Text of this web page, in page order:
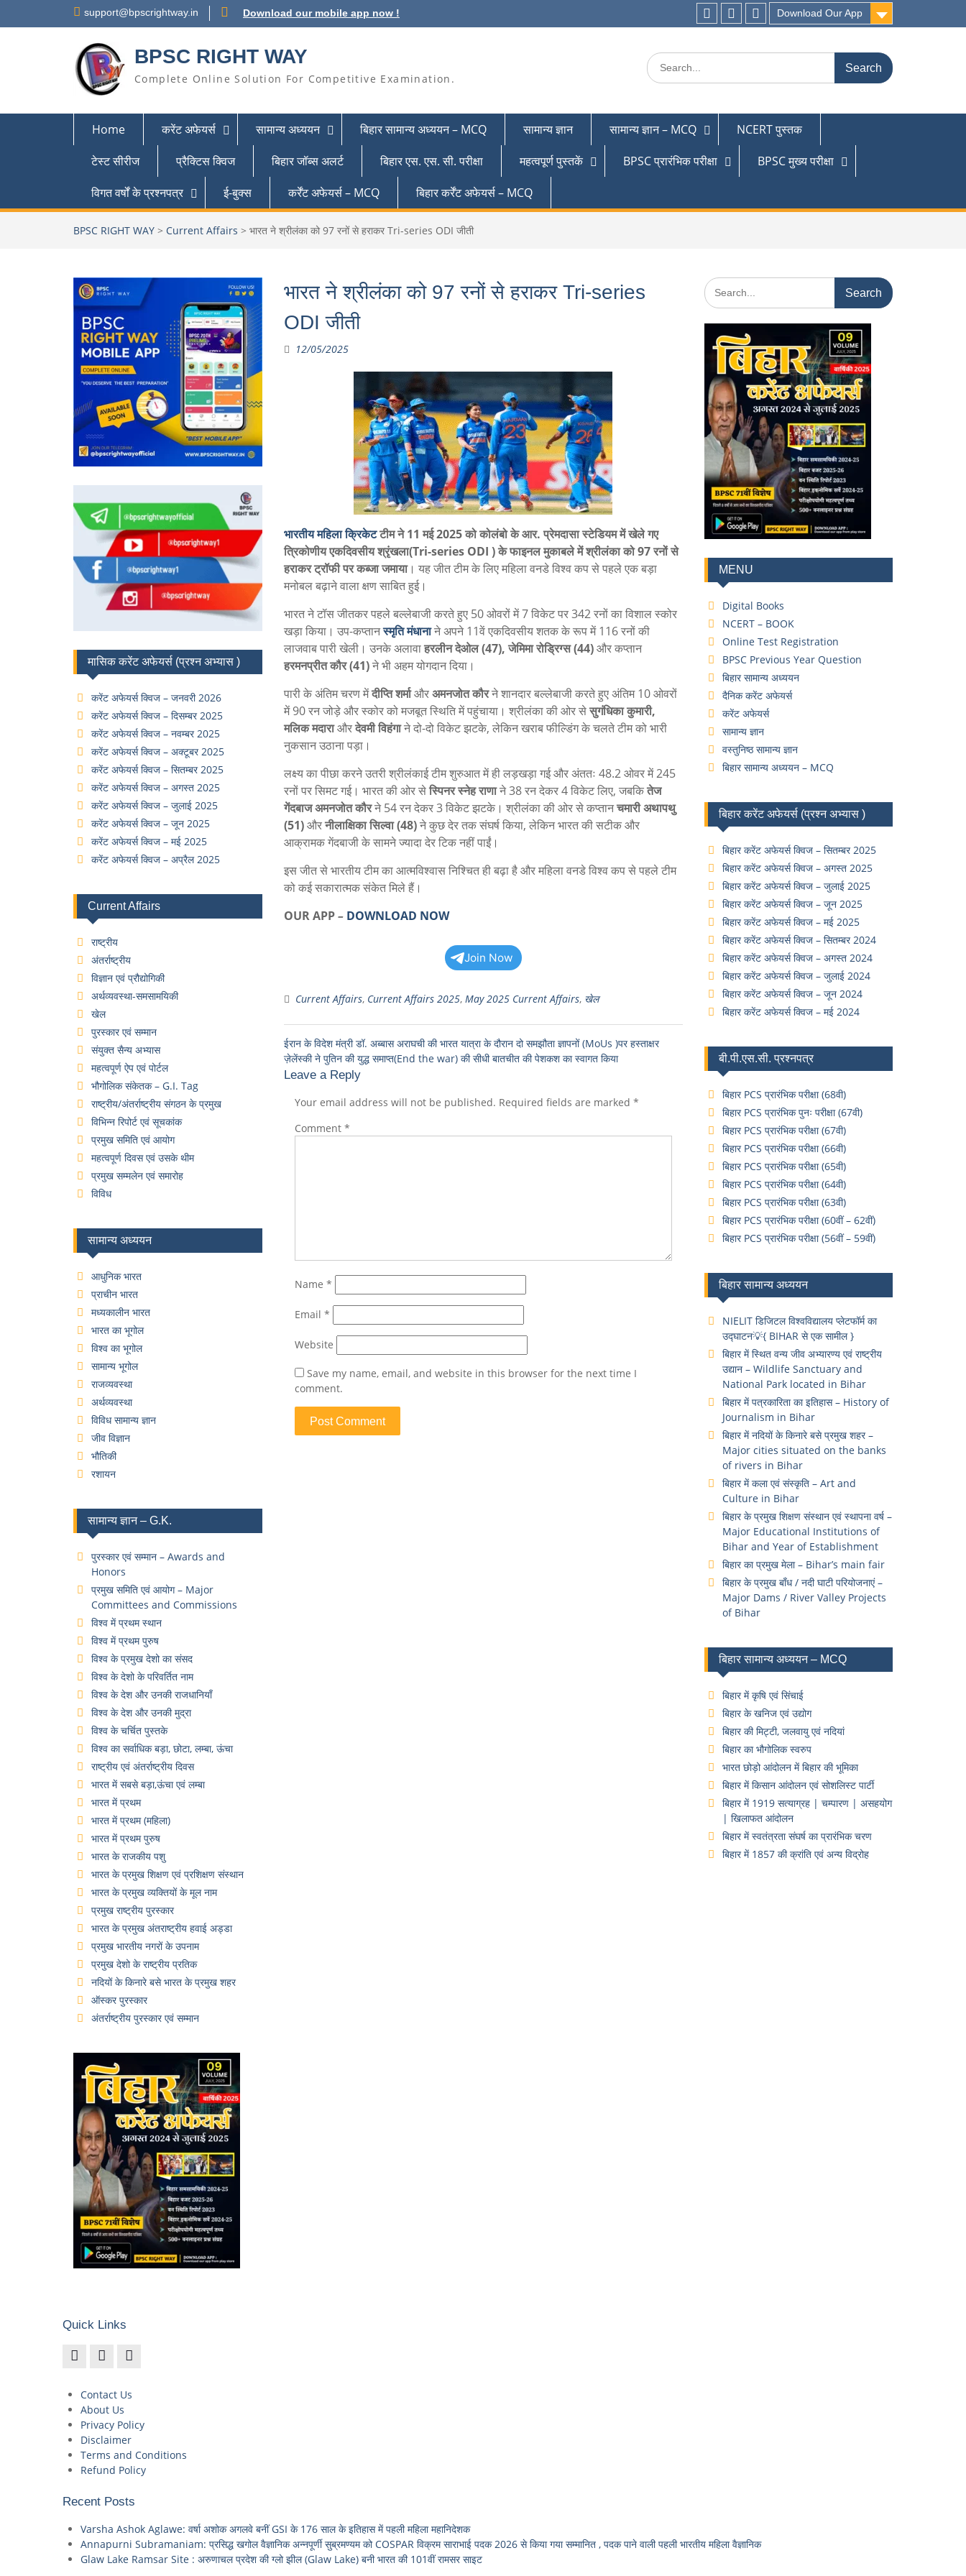
support@bpscrightway.in Download our mobile app now ! Download Our App
BPSC RIGHT WAY
Complete Online Solution For Competitive Examination.
Home करेंट अफेयर्स सामान्य अध्ययन बिहार सामान्य अध्ययन – MCQ सामान्य ज्ञान सामान्य ज्ञान – MCQ
NCERT पुस्तक
टेस्ट सीरीज
प्रैक्टिस क्विज बिहार जॉब्स अलर्ट बिहार एस. एस. सी. परीक्षा महत्वपूर्ण पुस्तकें BPSC प्रारंभिक परीक्षा
BPSC मुख्य परीक्षा
विगत वर्षों के प्रश्नपत्र
ई-बुक्स कर्रेंट अफेयर्स – MCQ बिहार कर्रेंट अफेयर्स – MCQ
BPSC RIGHT WAY > Current Affairs > भारत ने श्रीलंका को 97 रनों से हराकर Tri-series ODI जीती
भारत ने श्रीलंका को 97 रनों से हराकर Tri-series
ODI जीती
12/05/2025
भारतीय महिला क्रिकेटटीम ने 11 मई 2025 को कोलंबो के आर. प्रेमदासा स्टेडियम में खेले गए
त्रिकोणीय एकदिवसीय श्रृंखला(Tri-series ODI ) के फाइनल मुकाबले में श्रीलंका को 97 रनों से
हराकर ट्रॉफी पर कब्जा जमाया। यह जीत टीम के लिए महिला वनडे विश्व कप से पहले एक बड़ा
मनोबल बढ़ाने वाला क्षण साबित हुई।
भारत ने टॉस जीतकर पहले बल्लेबाजी करते हुए 50 ओवरों में 7 विकेट पर 342 रनों का विशाल स्कोर
खड़ा किया। उप-कप्तानस्मृति मंधानाने अपने 11वें एकदिवसीय शतक के रूप में 116 रनों की
लाजवाब पारी खेली। उनके अलावाहरलीन देओल (47), जेमिमा रोड्रिग्स (44)और कप्तान
हरमनप्रीत कौर (41)ने भी अहम योगदान दिया।
पारी के अंतिम चरण मेंदीप्ति शर्माऔरअमनजोत कौरने शानदार बल्लेबाजी करते हुए अंतिम 10 ओवरों
में 90 रन जोड़े और स्कोर को मजबूत स्थिति में पहुंचाया। श्रीलंका की ओर सेसुगंधिका कुमारी,
मलिक मदाराऔरदेवमी विहंगाने दो-दो विकेट झटके, लेकिन खराब फील्डिंग के चलते टीम को भारी
नुकसान उठाना पड़ा।
लक्ष्य का पीछा करने उतरी श्रीलंकाई टीम शुरुआत में ही लड़खड़ा गई और अंततः 48.2 ओवर में 245
रनों पर सिमट गई। भारत की ओर सेस्पिनर स्नेह राणाने 38 रन देकर 4 विकेट लिए, जबकितेज
गेंदबाज अमनजोत कौरने 54 रन देकर 3 विकेट झटके। श्रीलंका की ओर से कप्तानचमारी अथापथु
(51)औरनीलाक्षिका सिल्वा (48)ने कुछ देर तक संघर्ष किया, लेकिन भारत की सटीक और
आक्रामक गेंदबाजी के सामने ज्यादा देर टिक नहीं पाईं।
इस जीत से भारतीय टीम का आत्मविश्वास निश्चित ही बढ़ा है और महिला वनडे विश्व कप से पहले टीम
को कई सकारात्मक संकेत मिले हैं।
OUR APP– DOWNLOAD NOW
Join Now
Current Affairs, Current Affairs 2025, May 2025 Current Affairs, खेल
ईरान के विदेश मंत्री डॉ. अब्बास अराघची की भारत यात्रा के दौरान दो समझौता ज्ञापनों (MoUs )पर हस्ताक्षर
ज़ेलेंस्की ने पुतिन की युद्ध समाप्त(End the war) की सीधी बातचीत की पेशकश का स्वागत किया
Leave a Reply
Your email address will not be published. Required fields are marked *
Comment *
Name *
Email *
Website
Save my name, email, and website in this browser for the next time I
comment.
MENU
Digital Books
NCERT – BOOK
Online Test Registration
BPSC Previous Year Question
बिहार सामान्य अध्ययन
दैनिक करेंट अफेयर्स
करेंट अफेयर्स
सामान्य ज्ञान
वस्तुनिष्ठ सामान्य ज्ञान
बिहार सामान्य अध्ययन – MCQ
बिहार करेंट अफेयर्स (प्रश्न अभ्यास )
बिहार करेंट अफेयर्स क्विज – सितम्बर 2025
बिहार करेंट अफेयर्स क्विज – अगस्त 2025
बिहार करेंट अफेयर्स क्विज – जुलाई 2025
बिहार करेंट अफेयर्स क्विज – जून 2025
बिहार करेंट अफेयर्स क्विज – मई 2025
बिहार करेंट अफेयर्स क्विज – सितम्बर 2024
बिहार करेंट अफेयर्स क्विज – अगस्त 2024
बिहार करेंट अफेयर्स क्विज – जुलाई 2024
बिहार करेंट अफेयर्स क्विज – जून 2024
बिहार करेंट अफेयर्स क्विज – मई 2024
बी.पी.एस.सी. प्रश्नपत्र
बिहार PCS प्रारंभिक परीक्षा (68वी)
बिहार PCS प्रारंभिक पुनः परीक्षा (67वी)
बिहार PCS प्रारंभिक परीक्षा (67वी)
बिहार PCS प्रारंभिक परीक्षा (66वी)
बिहार PCS प्रारंभिक परीक्षा (65वी)
बिहार PCS प्रारंभिक परीक्षा (64वी)
बिहार PCS प्रारंभिक परीक्षा (63वी)
बिहार PCS प्रारंभिक परीक्षा (60वीं – 62वीं)
बिहार PCS प्रारंभिक परीक्षा (56वीं – 59वीं)
बिहार सामान्य अध्ययन
NIELIT डिजिटल विश्वविद्यालय प्लेटफॉर्म का
उद्घाटन💡{ BIHAR से एक सामील }
बिहार में स्थित वन्य जीव अभ्यारण्य एवं राष्ट्रीय
उद्यान – Wildlife Sanctuary and
National Park located in Bihar
बिहार में पत्रकारिता का इतिहास – History of
Journalism in Bihar
बिहार में नदियों के किनारे बसे प्रमुख शहर –
Major cities situated on the banks
of rivers in Bihar
बिहार में कला एवं संस्कृति – Art and
Culture in Bihar
बिहार के प्रमुख शिक्षण संस्थान एवं स्थापना वर्ष –
Major Educational Institutions of
Bihar and Year of Establishment
बिहार का प्रमुख मेला – Bihar’s main fair
बिहार के प्रमुख बाँध / नदी घाटी परियोजनाएं –
Major Dams / River Valley Projects
of Bihar
बिहार सामान्य अध्ययन – MCQ
बिहार में कृषि एवं सिंचाई
बिहार के खनिज एवं उद्योग
बिहार की मिट्टी, जलवायु एवं नदियां
बिहार का भौगोलिक स्वरुप
भारत छोड़ो आंदोलन में बिहार की भूमिका
बिहार में किसान आंदोलन एवं सोशलिस्ट पार्टी
बिहार में 1919 सत्याग्रह | चम्पारण | असहयोग
| खिलाफत आंदोलन
बिहार में स्वतंत्रता संघर्ष का प्रारंभिक चरण
बिहार में 1857 की क्रांति एवं अन्य विद्रोह
मासिक करेंट अफेयर्स (प्रश्न अभ्यास )
करेंट अफेयर्स क्विज – जनवरी 2026
करेंट अफेयर्स क्विज – दिसम्बर 2025
करेंट अफेयर्स क्विज – नवम्बर 2025
करेंट अफेयर्स क्विज – अक्टूबर 2025
करेंट अफेयर्स क्विज – सितम्बर 2025
करेंट अफेयर्स क्विज – अगस्त 2025
करेंट अफेयर्स क्विज – जुलाई 2025
करेंट अफेयर्स क्विज – जून 2025
करेंट अफेयर्स क्विज – मई 2025
करेंट अफेयर्स क्विज – अप्रैल 2025
Current Affairs
राष्ट्रीय
अंतर्राष्ट्रीय
विज्ञान एवं प्रौद्योगिकी
अर्थव्यवस्था-समसामयिकी
खेल
पुरस्कार एवं सम्मान
संयुक्त सैन्य अभ्यास
महत्वपूर्ण ऐप एवं पोर्टल
भौगोलिक संकेतक – G.I. Tag
राष्ट्रीय/अंतर्राष्ट्रीय संगठन के प्रमुख
विभिन्न रिपोर्ट एवं सूचकांक
प्रमुख समिति एवं आयोग
महत्वपूर्ण दिवस एवं उसके थीम
प्रमुख सम्मलेन एवं समारोह
विविध
सामान्य अध्ययन
आधुनिक भारत
प्राचीन भारत
मध्यकालीन भारत
भारत का भूगोल
विश्व का भूगोल
सामान्य भूगोल
राजव्यवस्था
अर्थव्यवस्था
विविध सामान्य ज्ञान
जीव विज्ञान
भौतिकी
रशायन
सामान्य ज्ञान – G.K.
पुरस्कार एवं सम्मान – Awards and
Honors
प्रमुख समिति एवं आयोग – Major
Committees and Commissions
विश्व में प्रथम स्थान
विश्व में प्रथम पुरुष
विश्व के प्रमुख देशो का संसद
विश्व के देशो के परिवर्तित नाम
विश्व के देश और उनकी राजधानियाँ
विश्व के देश और उनकी मुद्रा
विश्व के चर्चित पुस्तके
विश्व का सर्वाधिक बड़ा, छोटा, लम्बा, ऊंचा
राष्ट्रीय एवं अंतर्राष्ट्रीय दिवस
भारत में सबसे बड़ा,ऊंचा एवं लम्बा
भारत में प्रथम
भारत में प्रथम (महिला)
भारत में प्रथम पुरुष
भारत के राजकीय पशु
भारत के प्रमुख शिक्षण एवं प्रशिक्षण संस्थान
भारत के प्रमुख व्यक्तियों के मूल नाम
प्रमुख राष्ट्रीय पुरस्कार
भारत के प्रमुख अंतराष्ट्रीय हवाई अड्डा
प्रमुख भारतीय नगरों के उपनाम
प्रमुख देशो के राष्ट्रीय प्रतिक
नदियों के किनारे बसे भारत के प्रमुख शहर
ऑस्कर पुरस्कार
अंतर्राष्ट्रीय पुरस्कार एवं सम्मान
Quick Links
Contact Us
About Us
Privacy Policy
Disclaimer
Terms and Conditions
Refund Policy
Recent Posts
Varsha Ashok Aglawe: वर्षा अशोक अगलवे बनीं GSI के 176 साल के इतिहास में पहली महिला महानिदेशक
Annapurni Subramaniam: प्रसिद्ध खगोल वैज्ञानिक अन्नपूर्णी सुब्रमण्यम को COSPAR विक्रम साराभाई पदक 2026 से किया गया सम्मानित , पदक पाने वाली पहली भारतीय महिला वैज्ञानिक
Glaw Lake Ramsar Site : अरुणाचल प्रदेश की ग्लो झील (Glaw Lake) बनी भारत की 101वीं रामसर साइट